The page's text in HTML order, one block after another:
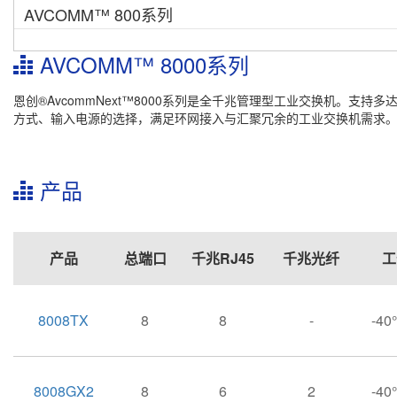
AVCOMM™ 800系列
AVCOMM™ 8000系列
恩创®AvcommNext™8000系列是全千兆管理型工业交换机。支持多
方式、输入电源的选择，满足环网接入与汇聚冗余的工业交换机需
产品
产品 总端口 千兆RJ45 千兆光纤
8008TX 8 8 - -
8008GX2 8 6 2 -